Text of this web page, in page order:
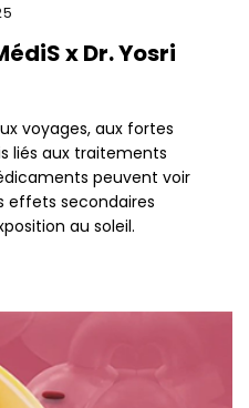
x Dr. Yosri
voyages, aux fortes
liés aux traitements
peuvent voir
effets secondaires
au soleil.